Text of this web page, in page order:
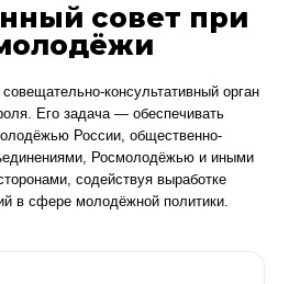
совет при
консультативный орган
Его задача — обеспечивать
России, общественно-
Росмолодёжью и иными
содействуя выработке
в сфере молодёжной политики.